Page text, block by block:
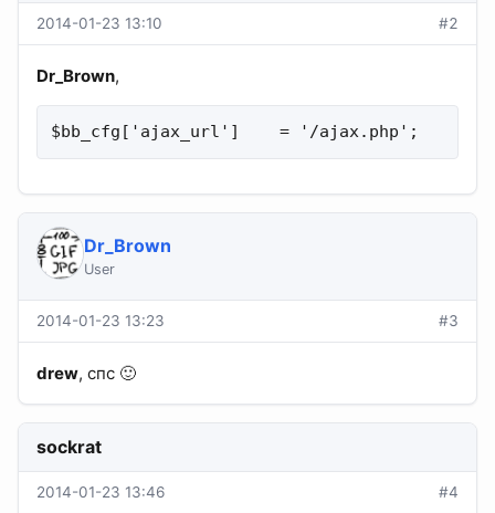
2014-01-23 13:10 #2
Dr_Brown,
$bb_cfg['ajax_url']    = '/ajax.php';
Dr_Brown
User
2014-01-23 13:23 #3
drew, спс 🙂
sockrat
2014-01-23 13:46 #4